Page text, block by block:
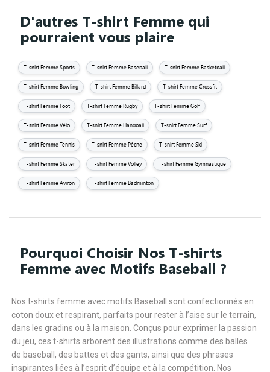
D'autres T-shirt Femme qui
pourraient vous plaire
T-shirt Femme Sports T-shirt Femme Baseball T-shirt Femme Basketball
T-shirt Femme Bowling T-shirt Femme Billard T-shirt Femme Crossfit
T-shirt Femme Foot T-shirt Femme Rugby T-shirt Femme Golf
T-shirt Femme Vélo T-shirt Femme Handball T-shirt Femme Surf
T-shirt Femme Tennis T-shirt Femme Pêche T-shirt Femme Ski
T-shirt Femme Skater T-shirt Femme Volley T-shirt Femme Gymnastique
T-shirt Femme Aviron T-shirt Femme Badminton
Pourquoi Choisir Nos T-shirts
Femme avec Motifs Baseball ?
Nos t-shirts femme avec motifs Baseball sont confectionnés en
coton doux et respirant, parfaits pour rester à l’aise sur le terrain,
dans les gradins ou à la maison. Conçus pour exprimer la passion
du jeu, ces t-shirts arborent des illustrations comme des balles
de baseball, des battes et des gants, ainsi que des phrases
inspirantes liées à l’esprit d’équipe et à la compétition. Nos